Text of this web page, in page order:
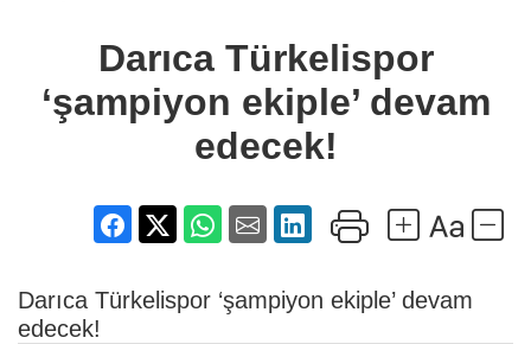
ekiple’
devam
Darıca Türkelispor
‘şampiyon ekiple’ devam
edecek!
Darıca Türkelispor ‘şampiyon ekiple’ devam
edecek!